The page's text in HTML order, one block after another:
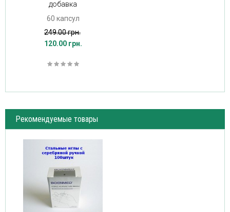
добавка
60 капсул
249.00 грн.
120.00 грн.
Рекомендуемые товары